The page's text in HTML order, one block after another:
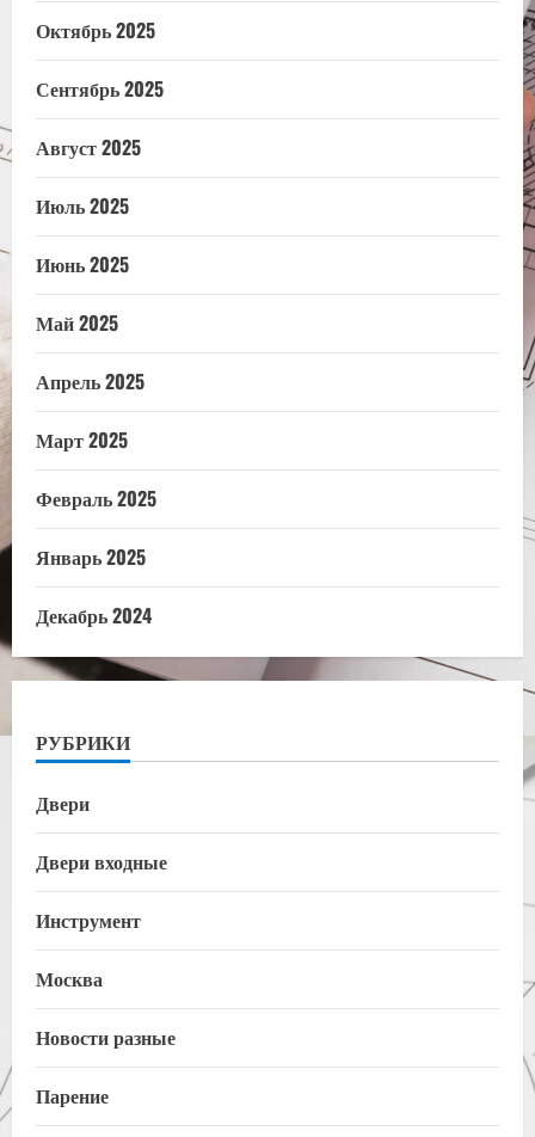
Октябрь 2025
Сентябрь 2025
Август 2025
Июль 2025
Июнь 2025
Май 2025
Апрель 2025
Март 2025
Февраль 2025
Январь 2025
Декабрь 2024
РУБРИКИ
Двери
Двери входные
Инструмент
Москва
Новости разные
Парение